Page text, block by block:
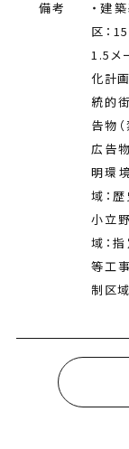
備考
・建
区：
1.5メ
化計
統的
告物
広告
明環
域：
小立
域：
等工
制区域